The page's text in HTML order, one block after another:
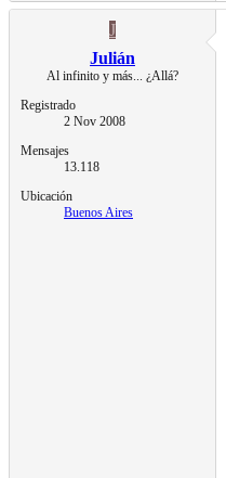
J
Julián
Al infinito y más... ¿Allá?
Registrado
2 Nov 2008
Mensajes
13.118
Ubicación
Buenos Aires